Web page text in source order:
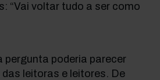
“Vai voltar tudo a ser como
pergunta poderia parecer
leitoras e leitores. De